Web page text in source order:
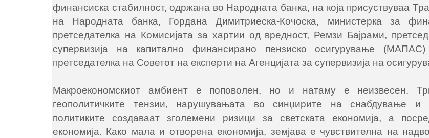
финансиска стабилност, одржана во Народната банка, на која присуствуваа
на Народната банка, Гордана Димитриеска-Кочоска, министерка за
претседателка на Комисијата за хартии од вредност, Ремзи Бајрами,
супервизија на капитално финансирано пензиско осигурување
претседателка на Советот на експерти на Агенцијата за супервизија на
Макроекономскиот амбиент е поповолен, но и натаму е неизвесен.
геополитичките тензии, нарушувањата во синџирите на снабдување и
политиките создаваат зголемени ризици за светската економија, а
економија. Како мала и отворена економија, земјава е чувствителна на